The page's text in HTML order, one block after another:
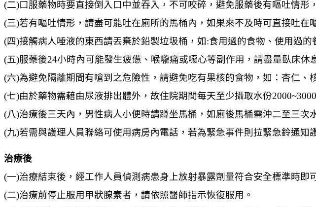
(二)口服藥物時要直接倒入口中並吞入，不可咬碎，避免服藥後有嘔吐情形
(三)若有嘔吐情形，請盡可能吐在廁所的馬桶內，如果來不及時可直接吐在
(四)接觸病人唾液的東西請丟棄於鉛製垃圾桶，如:食用過的食物、使用過的
(五)服藥後24小時內可能發生疲憊、喉嚨痛或噁心等副作用，請盡量臥床休
(六)為避免隔離期間有嗆到之危險性，請避免吃有果核的食物，如：杏仁、
(七)由於藥物需藉由尿液排出體外，故住院期間每天至少攝取水份
(八)治療後三天內，男性病人小便時請蹲坐馬桶，如廁後馬桶需沖二至三次
(九)若需與護理人員聯絡可使用病房內電話，若為緊急事件則拉緊急鈴通知
治療後
(一)治療結束後，經工作人員偵測病患身上放射暴露劑量符合安全標準時即
(二)治療前停止服用甲狀腺素者，請依照醫師指示恢復服用。